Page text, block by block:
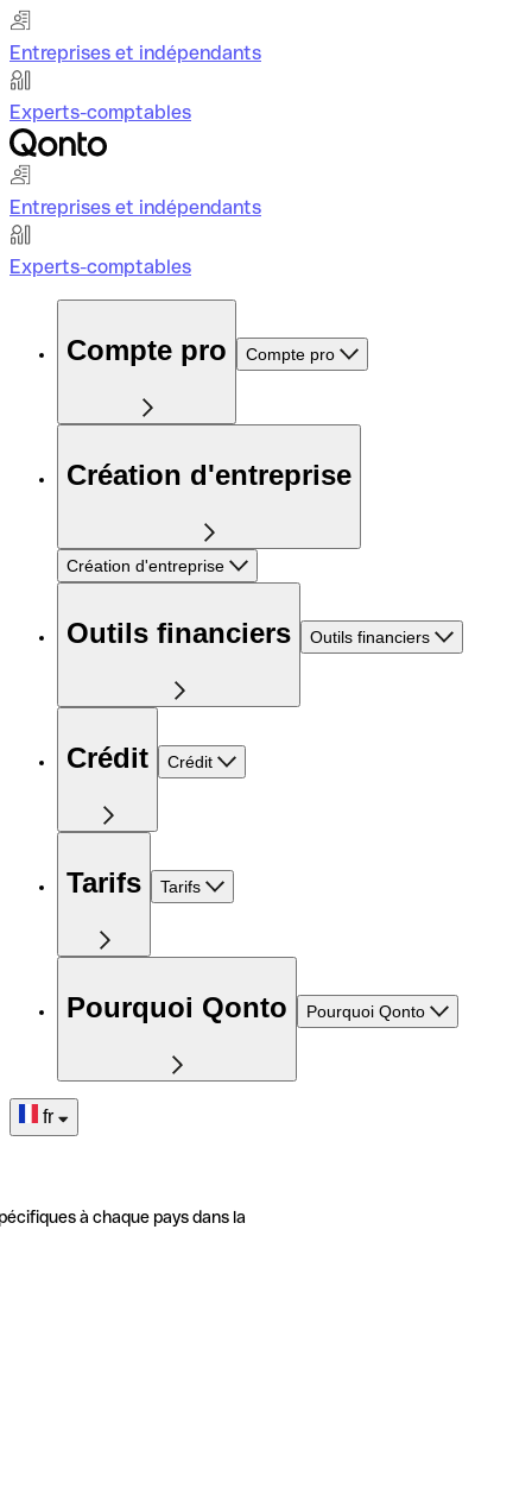
Entreprises et indépendants
Experts-comptables
Entreprises et indépendants
Experts-comptables
Compte pro Compte pro
Création d'entreprise
Création d'entreprise
Outils financiers Outils financiers
Crédit Crédit
Tarifs Tarifs
Pourquoi Qonto Pourquoi Qonto
fr
à chaque pays dans la